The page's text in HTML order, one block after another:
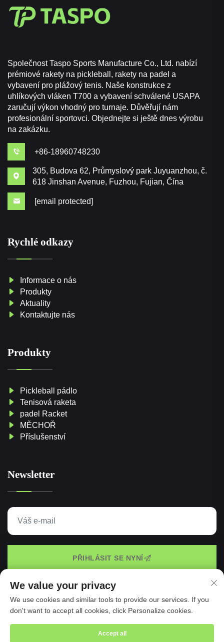
Společnost Taspo Sports Manufacture Co., Ltd. nabízí
prémiové rakety na pickleball, rakety na padel a
vybavení pro plážový tenis. Naše konstrukce z
uhlíkových vláken T700 a vybavení schválené USAPA
zaručují výkon vhodný pro turnaje. Důvěřují nám
profesionální sportovci. Objednejte si ještě dnes výrobu
na zakázku.
+86-18960748230
305, Budova 62, Průmyslový park Juyuanzhou, č.
618 Jinshan Avenue, Fuzhou, Fujian, Čína
[email protected]
Rychlé odkazy
Informace o nás
Produkty
Aktuality
Kontaktujte nás
Produkty
Pickleball pádlo
Tenisová raketa
padel Racket
MĚCHOŘ
Příslušenství
Newsletter
PŘIHLÁSIT SE NYNÍ
Všechna práva vyhrazena © 2025 Taspo Sports
We value your privacy
We use cookies and similar tools to provide our services. If you
don't want to accept all cookies, click Personalize cookies.
Accept all